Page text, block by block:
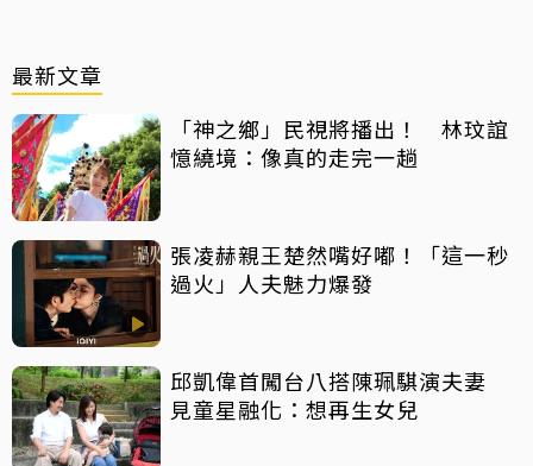
最新文章
「神之鄉」民視將播出！ 林玟誼
憶繞境：像真的走完一趟
張凌赫親王楚然嘴好嘟！「這一秒
過火」人夫魅力爆發
邱凱偉首闖台八搭陳珮騏演夫妻
見童星融化：想再生女兒